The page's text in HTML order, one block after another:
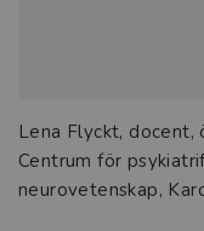
Lena Flyckt, docent,
Centrum för
neurovetenskap,